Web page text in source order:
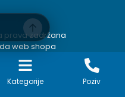
Kategorije Poziv
prava zadržana
web shopa